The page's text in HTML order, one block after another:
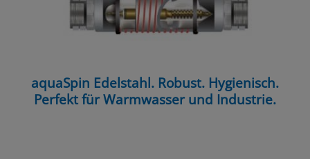
aquaSpin Edelstahl. Robust. Hygienisch.
Perfekt für Warmwasser und Industrie.